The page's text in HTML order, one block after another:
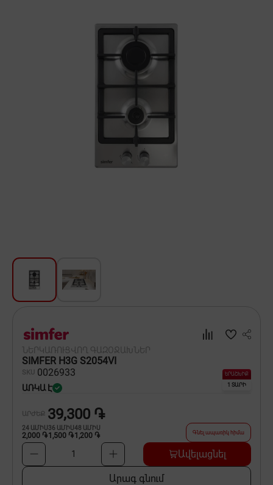
Խոհանոցի համար
Գեղեցկություն և խնամք
Ավտոմեքենաների աուդիոտեխնիկա
Սպասք
Ինքնագնացներ և ինքնագլորներ
ՆԵՐԿԱՌՈՒՑՎՈՂ ԳԱԶՕՋԱԽՆԵՐ
SIMFER H3G S2054VI
SKU 0026933
ԱՌԿԱ Է
ԵՐԱՇԽԻՔ
1 ՏԱՐԻ
ԱՐԺԵՔ 39,300 ֏
24 ԱՄԻՍ
2,000 ֏
36 ԱՄԻՍ
1,500 ֏
48 ԱՄԻՍ
1,200 ֏ Գնել ապառիկ հիմա
1 Ավելացնել
Արագ գնում